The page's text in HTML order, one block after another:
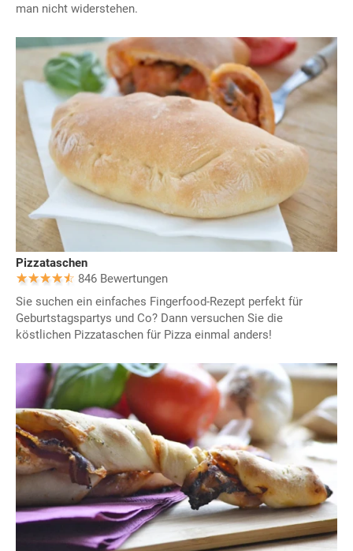
man nicht widerstehen.
Pizzataschen
846 Bewertungen
Sie suchen ein einfaches Fingerfood-Rezept perfekt für
Geburtstagspartys und Co? Dann versuchen Sie die
köstlichen Pizzataschen für Pizza einmal anders!